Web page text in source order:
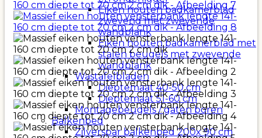
Eiken houten badkamerblad
zwevend met zwevende
wandplank
Eiken houten badkamerblad met
stalen beugels met zwevende
wandplank
Wastafelbladen
Dieptemaat 40-50 cm
Dieptemaat 51-60 cm
Montagebeugels / gaten boren
Balkenbed
Zilverspar balkenbed 200x 90 cm